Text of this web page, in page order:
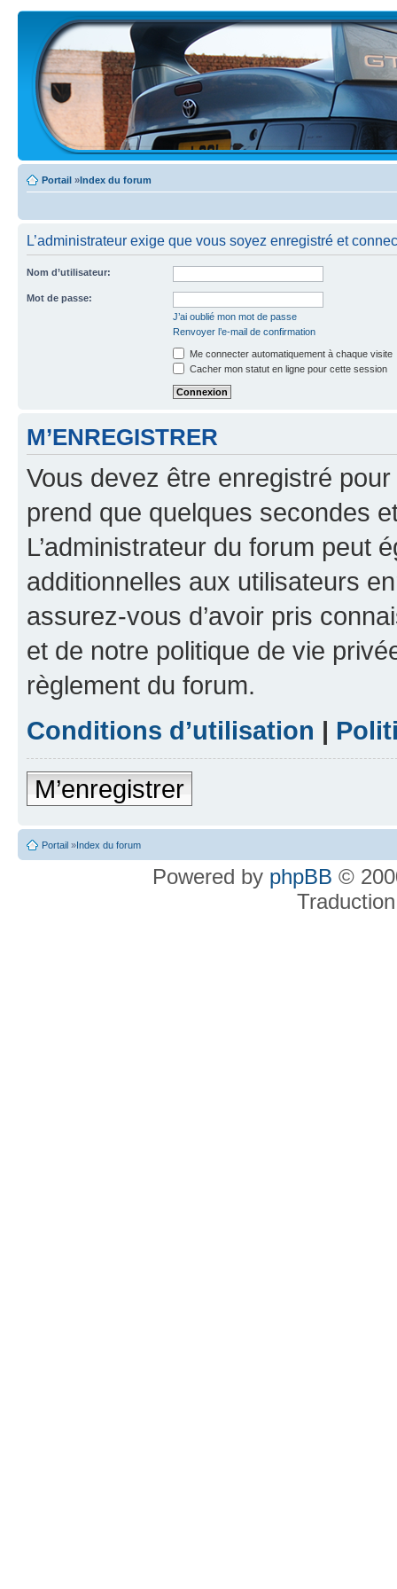
Portail »Index du forum
L’administrateur exige que vous soyez enregistré et
Nom d’utilisateur:
Mot de passe:
J’ai oublié mon mot de passe
Renvoyer l’e-mail de confirmation
Me connecter automatiquement à chaque visite
Cacher mon statut en ligne pour cette session
M’ENREGISTRER
Vous devez être enregistré
prend que quelques secondes
L’administrateur du forum peut
additionnelles aux utilisateurs
assurez-vous d’avoir pris
et de notre politique de vie
règlement du forum.
Conditions d’utilisation |
M’enregistrer
Portail »Index du forum
Powered by phpBB ©